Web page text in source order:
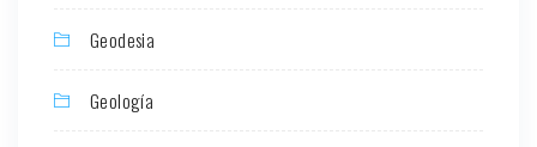
Geodesia
Geología